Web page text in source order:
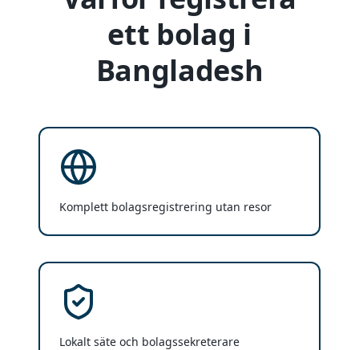
ett bolag i
Bangladesh
Komplett bolagsregistrering utan resor
Lokalt säte och bolagssekreterare